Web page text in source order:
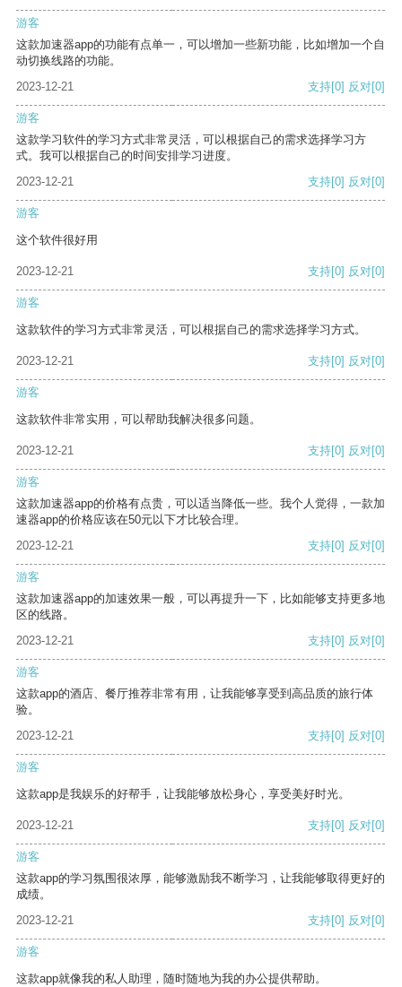
游客
这款加速器app的功能有点单一，可以增加一些新功能，比如增加一个自
动切换线路的功能。
2023-12-21
支持[0] 反对[0]
游客
这款学习软件的学习方式非常灵活，可以根据自己的需求选择学习方
式。我可以根据自己的时间安排学习进度。
2023-12-21
支持[0] 反对[0]
游客
这个软件很好用
2023-12-21 支持[0] 反对[0]
游客
这款软件的学习方式非常灵活，可以根据自己的需求选择学习方式。
2023-12-21 支持[0] 反对[0]
游客
这款软件非常实用，可以帮助我解决很多问题。
2023-12-21 支持[0] 反对[0]
游客
这款加速器app的价格有点贵，可以适当降低一些。我个人觉得，一款加
速器app的价格应该在50元以下才比较合理。
2023-12-21
支持[0] 反对[0]
游客
这款加速器app的加速效果一般，可以再提升一下，比如能够支持更多地
区的线路。
2023-12-21
支持[0] 反对[0]
游客
这款app的酒店、餐厅推荐非常有用，让我能够享受到高品质的旅行体
验。
2023-12-21
支持[0] 反对[0]
游客
这款app是我娱乐的好帮手，让我能够放松身心，享受美好时光。
2023-12-21 支持[0] 反对[0]
游客
这款app的学习氛围很浓厚，能够激励我不断学习，让我能够取得更好的
成绩。
2023-12-21
支持[0] 反对[0]
游客
这款app就像我的私人助理，随时随地为我的办公提供帮助。